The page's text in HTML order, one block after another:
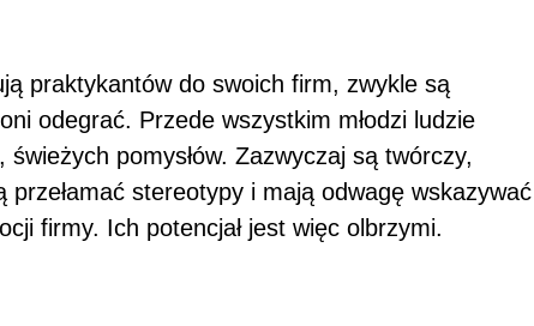
praktykantów do swoich firm, zwykle są
odegrać. Przede wszystkim młodzi ludzie
pomysłów. Zazwyczaj są twórczy,
stereotypy i mają odwagę wskazywać
firmy. Ich potencjał jest więc olbrzymi.